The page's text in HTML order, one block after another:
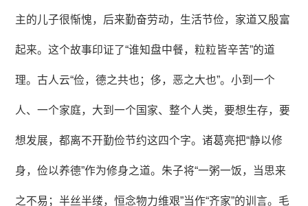
主的儿子很惭愧，后来勤奋劳动，生活节俭，家道又殷富
起来。这个故事印证了“谁知盘中餐，粒粒皆辛苦”的道
理。古人云“俭，德之共也；侈，恶之大也”。小到一个
人、一个家庭，大到一个国家、整个人类，要想生存，要
想发展，都离不开勤俭节约这四个字。诸葛亮把“静以修
身，俭以养德”作为修身之道。朱子将“一粥一饭，当思来
之不易；半丝半缕，恒念物力维艰”当作“齐家”的训言。毛